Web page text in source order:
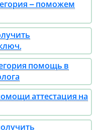
– поможем
помощь в
аттестация на